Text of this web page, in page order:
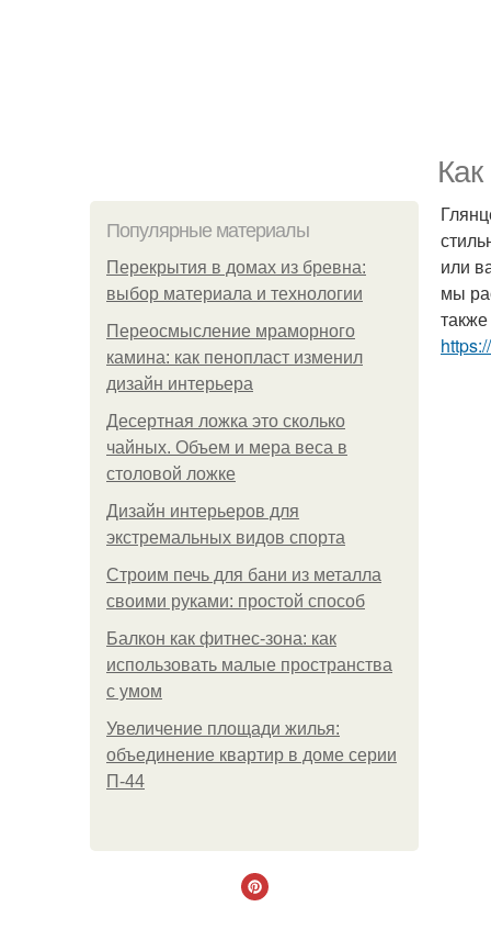
Популярные материалы
Перекрытия в домах из бревна:
выбор материала и технологии
Переосмысление мраморного
камина: как пенопласт изменил
дизайн интерьера
Десертная ложка это сколько
чайных. Объем и мера веса в
столовой ложке
Дизайн интерьеров для
экстремальных видов спорта
Строим печь для бани из металла
своими руками: простой способ
Балкон как фитнес-зона: как
использовать малые пространства
с умом
Увеличение площади жилья:
объединение квартир в доме серии
П-44
или
мы